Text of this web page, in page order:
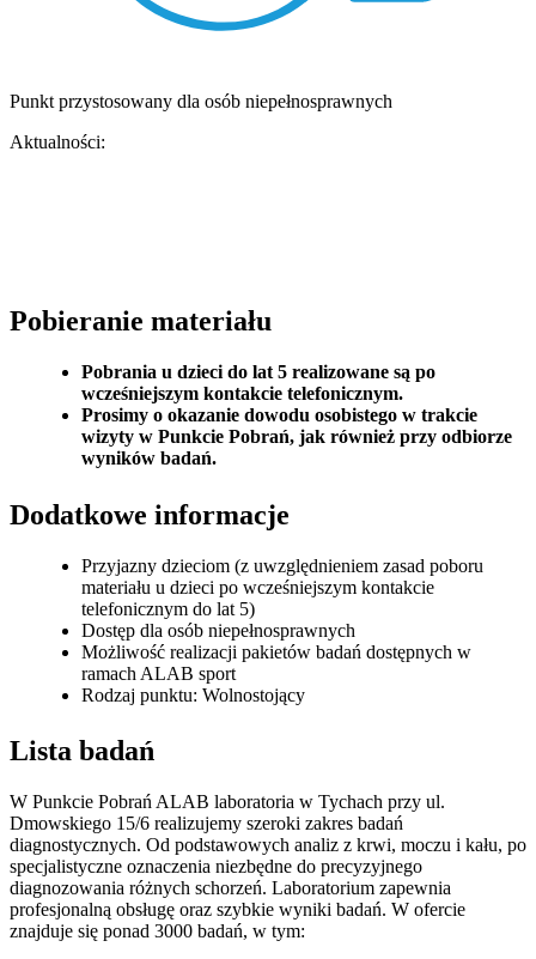
Punkt przystosowany dla osób niepełnosprawnych
Aktualności:
Pobieranie materiału
Pobrania u dzieci do lat 5 realizowane są po
wcześniejszym kontakcie telefonicznym.
Prosimy o okazanie dowodu osobistego w trakcie
wizyty w Punkcie Pobrań, jak również przy odbiorze
wyników badań.
Dodatkowe informacje
Przyjazny dzieciom (z uwzględnieniem zasad poboru
materiału u dzieci po wcześniejszym kontakcie
telefonicznym do lat 5)
Dostęp dla osób niepełnosprawnych
Możliwość realizacji pakietów badań dostępnych w
ramach ALAB sport
Rodzaj punktu: Wolnostojący
Lista badań
W Punkcie Pobrań ALAB laboratoria w Tychach przy ul.
Dmowskiego 15/6 realizujemy szeroki zakres badań
diagnostycznych. Od podstawowych analiz z krwi, moczu i kału, po
specjalistyczne oznaczenia niezbędne do precyzyjnego
diagnozowania różnych schorzeń. Laboratorium zapewnia
profesjonalną obsługę oraz szybkie wyniki badań. W ofercie
znajduje się ponad 3000 badań, w tym: